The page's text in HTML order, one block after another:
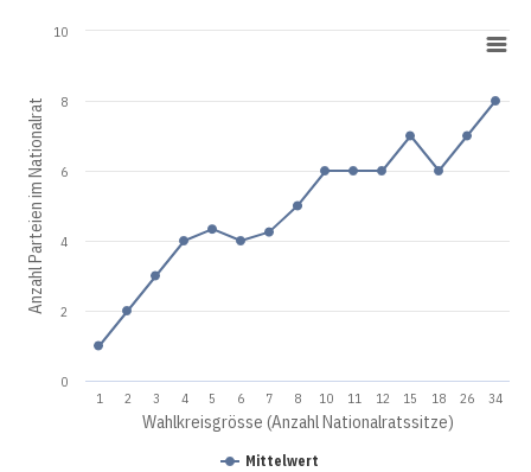
Wahlkreisgrösse (Anzahl Nationalratssitze)
Anzahl Parteien im Nationalrat
Mittelwert
1 2 3 4 5 6 7 8 10 11 12 15 18 26 34
0
2
4
6
8
10